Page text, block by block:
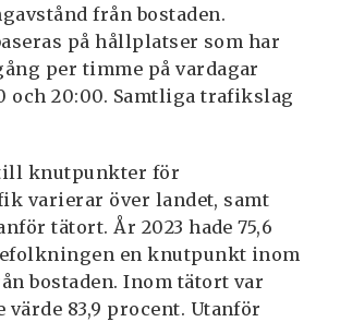
från bostaden.
på hållplatser som har
per timme på vardagar
och 20:00. Samtliga trafikslag
knutpunkter för
varierar över landet, samt
tätort. År 2023 hade 75,6
en knutpunkt inom
bostaden. Inom tätort var
värde 83,9 procent. Utanför